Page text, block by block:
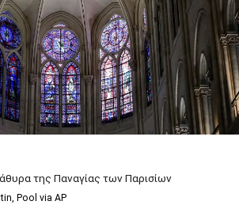
της Παναγίας των Παρισίων
Pool via AP